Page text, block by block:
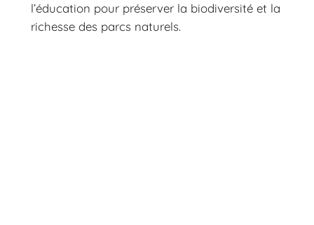
l’éducation pour préserver la biodiversité et la
richesse des parcs naturels.